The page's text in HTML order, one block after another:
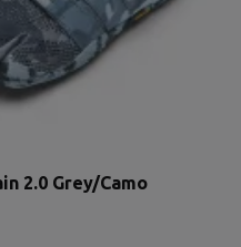
2.0 Grey/Camo